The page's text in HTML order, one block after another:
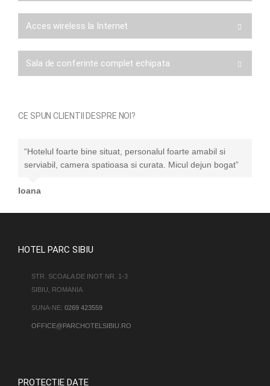
Acces wireless la Internet
Sala de conferinte complet echipata
CE SPUN CLIENTII DESPRE NOI?
“Hotelul foarte bine situat, personalul foarte amabil si
serviabil, camera spatioasa si curata. Micul dejun bogat”
Ioana
HOTEL PARC SIBIU
STR. SCOALA DE INOT NR. 1-3
SIBIU, ROMANIA
SUNA-NE: 0269 423559
OFFICE@PARCHOTELSIBIU.RO
PROTECTIE DATE